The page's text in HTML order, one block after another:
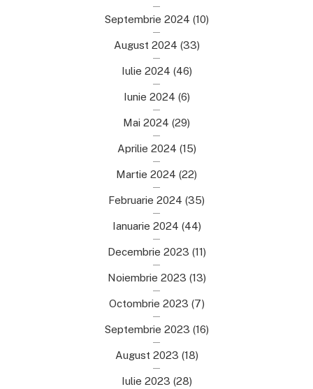
Septembrie 2024 (10)
August 2024 (33)
Iulie 2024 (46)
Iunie 2024 (6)
Mai 2024 (29)
Aprilie 2024 (15)
Martie 2024 (22)
Februarie 2024 (35)
Ianuarie 2024 (44)
Decembrie 2023 (11)
Noiembrie 2023 (13)
Octombrie 2023 (7)
Septembrie 2023 (16)
August 2023 (18)
Iulie 2023 (28)